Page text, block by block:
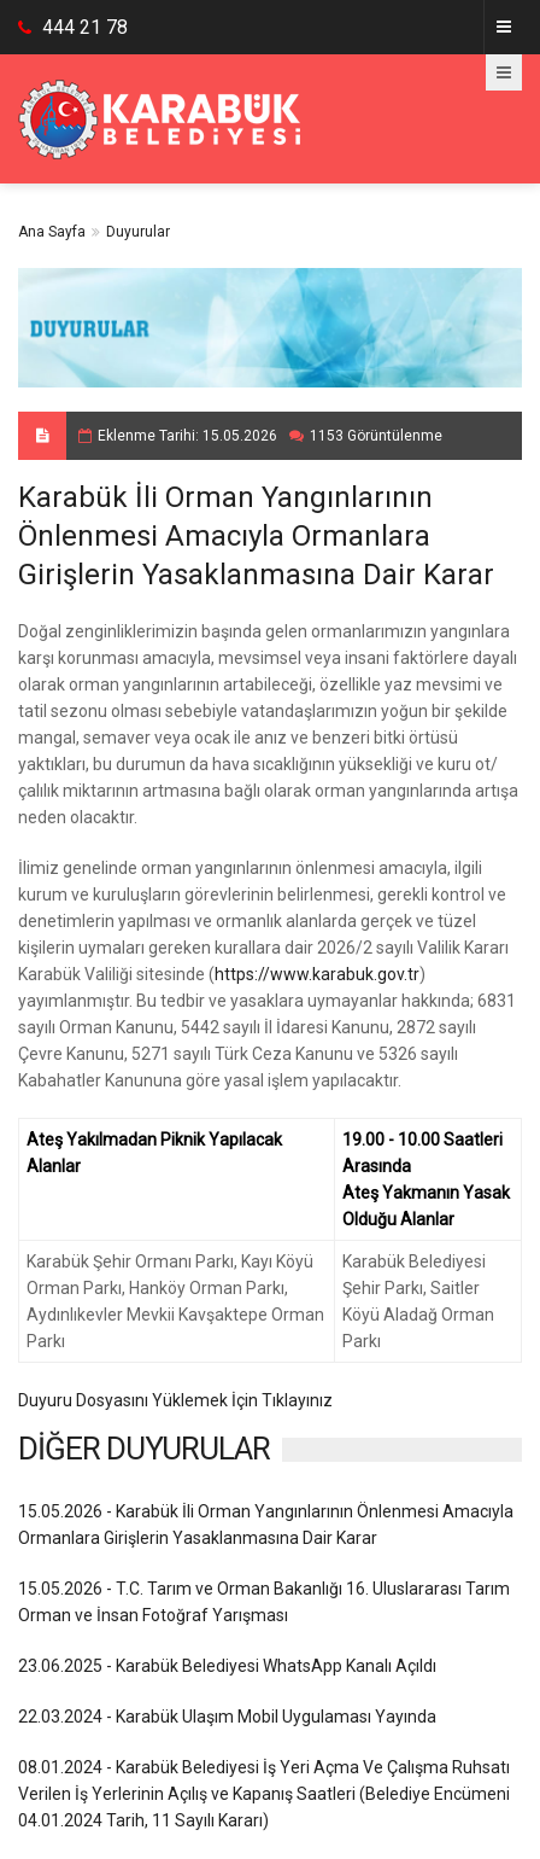
444 21 78
Ana Sayfa Duyurular
Eklenme Tarihi: 15.05.2026 1153 Görüntülenme
Karabük İli Orman Yangınlarının
Önlenmesi Amacıyla Ormanlara
Girişlerin Yasaklanmasına Dair Karar
Doğal zenginliklerimizin başında gelen ormanlarımızın yangınlara
karşı korunması amacıyla, mevsimsel veya insani faktörlere dayalı
olarak orman yangınlarının artabileceği, özellikle yaz mevsimi ve
tatil sezonu olması sebebiyle vatandaşlarımızın yoğun bir şekilde
mangal, semaver veya ocak ile anız ve benzeri bitki örtüsü
yaktıkları, bu durumun da hava sıcaklığının yüksekliği ve kuru ot/
çalılık miktarının artmasına bağlı olarak orman yangınlarında artışa
neden olacaktır.
İlimiz genelinde orman yangınlarının önlenmesi amacıyla, ilgili
kurum ve kuruluşların görevlerinin belirlenmesi, gerekli kontrol ve
denetimlerin yapılması ve ormanlık alanlarda gerçek ve tüzel
kişilerin uymaları gereken kurallara dair 2026/2 sayılı Valilik Kararı
Karabük Valiliği sitesinde (https://www.karabuk.gov.tr)
yayımlanmıştır. Bu tedbir ve yasaklara uymayanlar hakkında; 6831
sayılı Orman Kanunu, 5442 sayılı İl İdaresi Kanunu, 2872 sayılı
Çevre Kanunu, 5271 sayılı Türk Ceza Kanunu ve 5326 sayılı
Kabahatler Kanununa göre yasal işlem yapılacaktır.
Ateş Yakılmadan Piknik Yapılacak
Alanlar
19.00 - 10.00 Saatleri
Arasında
Ateş Yakmanın Yasak
Olduğu Alanlar
Karabük Şehir Ormanı Parkı, Kayı Köyü
Orman Parkı, Hanköy Orman Parkı,
Aydınlıkevler Mevkii Kavşaktepe Orman
Parkı
Karabük Belediyesi
Şehir Parkı, Saitler
Köyü Aladağ Orman
Parkı
Duyuru Dosyasını Yüklemek İçin Tıklayınız
DİĞER DUYURULAR
15.05.2026 - Karabük İli Orman Yangınlarının Önlenmesi Amacıyla
Ormanlara Girişlerin Yasaklanmasına Dair Karar
15.05.2026 - T.C. Tarım ve Orman Bakanlığı 16. Uluslararası Tarım
Orman ve İnsan Fotoğraf Yarışması
23.06.2025 - Karabük Belediyesi WhatsApp Kanalı Açıldı
22.03.2024 - Karabük Ulaşım Mobil Uygulaması Yayında
08.01.2024 - Karabük Belediyesi İş Yeri Açma Ve Çalışma Ruhsatı
Verilen İş Yerlerinin Açılış ve Kapanış Saatleri (Belediye Encümeni
04.01.2024 Tarih, 11 Sayılı Kararı)